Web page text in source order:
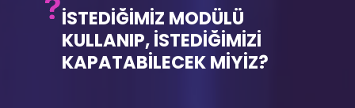
İSTEDİĞİMİZ MODÜLÜ
KULLANIP, İSTEDİĞİMİZİ
KAPATABİLECEK MİYİZ?